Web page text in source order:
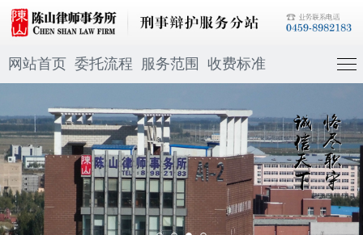
网站首页 委托流程 服务范围 收费标准